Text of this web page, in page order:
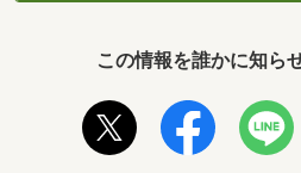
この情報を誰かに知ら